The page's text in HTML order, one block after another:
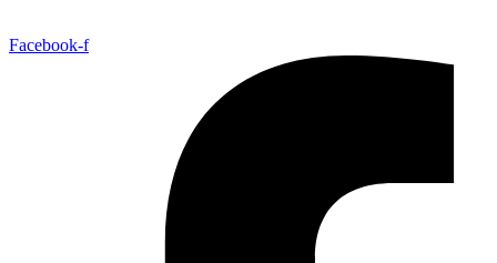
Facebook-f